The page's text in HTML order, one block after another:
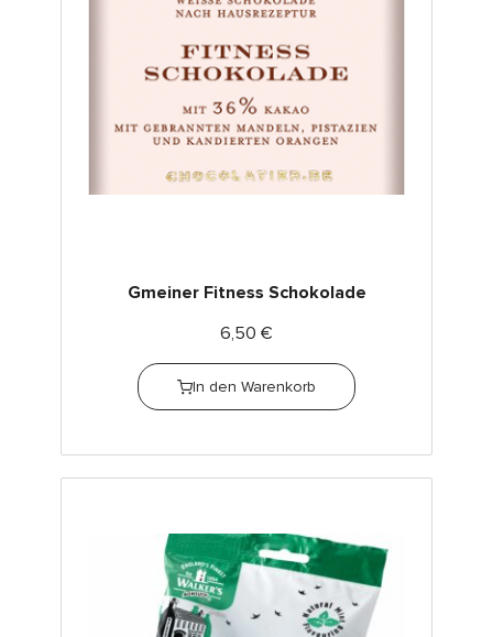
Gmeiner Fitness Schokolade
6,50 €
In den Warenkorb